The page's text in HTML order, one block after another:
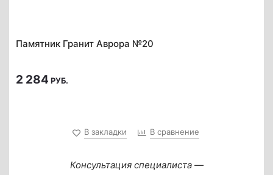
Памятник Гранит Аврора №20
2 284 РУБ.
В закладки В сравнение
Консультация специалиста —